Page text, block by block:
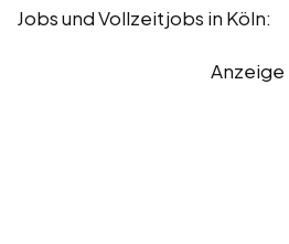
Jobs und Vollzeitjobs in Köln:
Anzeige